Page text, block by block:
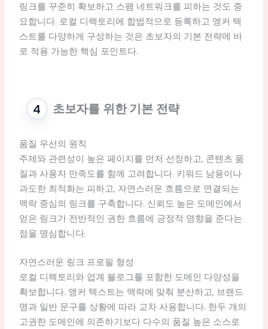
링크를 꾸준히 확보하고 스팸 네트워크를 피하는 것도 중
요합니다. 로컬 디렉토리에 합법적으로 등록하고 앵커 텍
스트를 다양하게 구성하는 것은 초보자의 기본 전략에 바
로 적용 가능한 핵심 포인트다.
초보자를 위한 기본 전략
품질 우선의 원칙
주제와 관련성이 높은 페이지를 먼저 선정하고, 콘텐츠 품
질과 사용자 만족도를 함께 고려합니다. 키워드 남용이나
과도한 최적화는 피하고, 자연스러운 흐름으로 연결되는
맥락 중심의 링크를 구축합니다. 신뢰도 높은 도메인에서
얻은 링크가 전반적인 권한 흐름에 긍정적 영향을 준다는
점을 명심합니다.
자연스러운 링크 프로필 형성
로컬 디렉토리와 업계 블로그를 포함한 도메인 다양성을
확보합니다. 앵커 텍스트는 맥락에 맞춰 분산하고, 브랜드
명과 일반 문구를 상황에 따라 교차 사용합니다. 한두 개의
고권한 도메인에 의존하기보다 다수의 품질 높은 소스로